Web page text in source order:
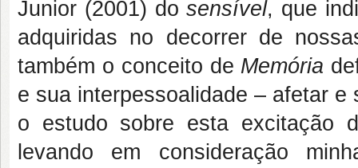
Junior (2001) dosensível, que
adquiridas no decorrer de
também o conceito de Memória
e sua interpessoalidade – afetar
o estudo sobre esta excitação
levando em consideração